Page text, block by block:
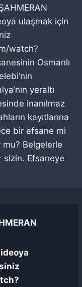
ulaşmak için
watch?
Osmanlı
yeraltı
inanılmaz
kayıtlarına
bir efsane mi
Belgelerle
sizin. Efsaneye